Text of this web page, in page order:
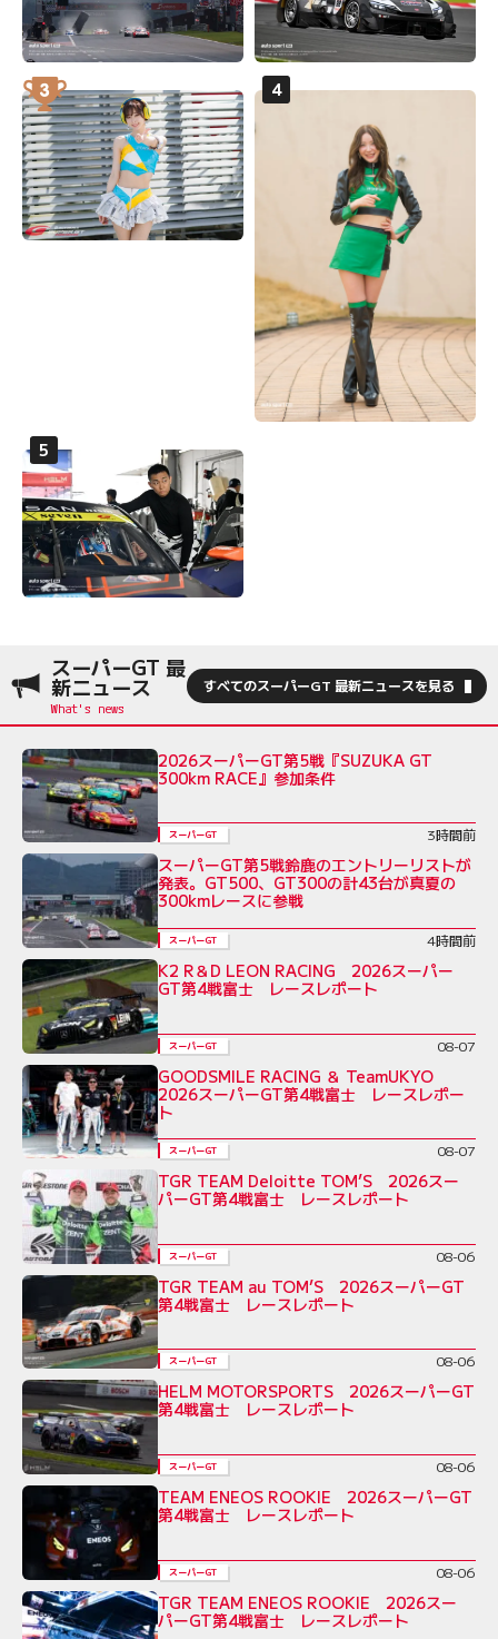
スーパーGT 最
新ニュース すべてのスーパーGT 最新ニュースを見る
2026スーパーGT第5戦『SUZUKA GT
300km RACE』参加条件
スーパーGT 3時間前
スーパーGT第5戦鈴鹿のエントリーリストが
発表。GT500、GT300の計43台が真夏の
300kmレースに参戦
スーパーGT 4時間前
K2 R＆D LEON RACING 2026スーパー
GT第4戦富士 レースレポート
スーパーGT 08-07
GOODSMILE RACING ＆ TeamUKYO
2026スーパーGT第4戦富士 レースレポー
ト
スーパーGT 08-07
TGR TEAM Deloitte TOM’S 2026スー
パーGT第4戦富士 レースレポート
スーパーGT 08-06
TGR TEAM au TOM’S 2026スーパーGT
第4戦富士 レースレポート
スーパーGT 08-06
HELM MOTORSPORTS 2026スーパーGT
第4戦富士 レースレポート
スーパーGT 08-06
TEAM ENEOS ROOKIE 2026スーパーGT
第4戦富士 レースレポート
スーパーGT 08-06
TGR TEAM ENEOS ROOKIE 2026スー
パーGT第4戦富士 レースレポート